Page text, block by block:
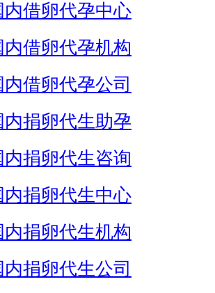
内借卵代孕中心
内借卵代孕机构
内借卵代孕公司
内捐卵代生助孕
内捐卵代生咨询
内捐卵代生中心
内捐卵代生机构
内捐卵代生公司